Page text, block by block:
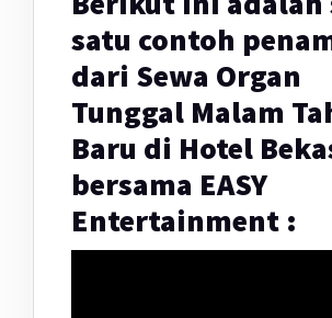
satu contoh
dari Sewa Organ
Tunggal Malam
Baru di Hotel
bersama EASY
Entertainment :